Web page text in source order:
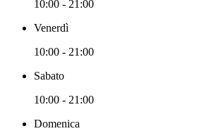
10:00 - 21:00
Venerdì
10:00 - 21:00
Sabato
10:00 - 21:00
Domenica